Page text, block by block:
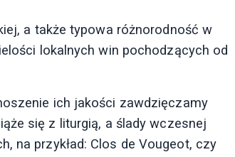
a także typowa różnorodność w
lokalnych win pochodzących od
ich jakości zawdzięczamy
się z liturgią, a ślady wczesnej
na przykład: Clos de Vougeot, czy